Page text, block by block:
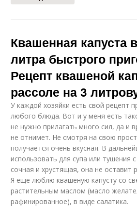
Квашенная капуста
литра быстрого
Рецепт квашеной
рассоле на 3
У каждой хозяйки есть свой рецепт
любого блюда. Вот и у меня есть
не нужно прилагать много сил, да и
не отнимет. Не смотря на свою
получается очень вкусная. В
использовать для супа или тушения
сочная и хрустящая, она не оставит
Я еще люблю квашеную капусту со
растительным маслом (масло
рафинированное), в виде салатика.